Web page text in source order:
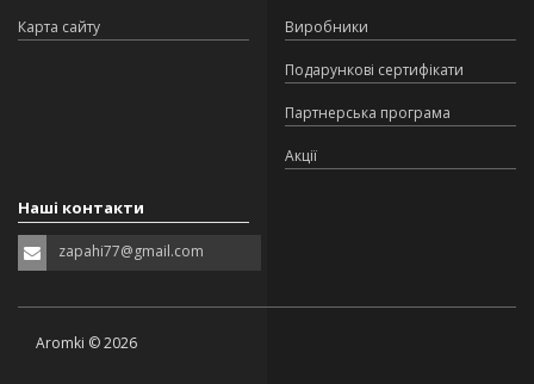
Карта сайту Виробники
Подарункові сертифікати
Партнерська програма
Акції
Наші контакти
zapahi77@gmail.com
Aromki © 2026